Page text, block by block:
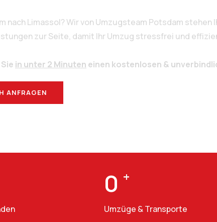
nach Limassol? Wir von Umzugsteam Potsdam
zur Seite, damit Ihr Umzug stressfrei und
in unter 2 Minuten einen kostenlosen &
ANFRAGEN
0 +
Umzüge & Transporte